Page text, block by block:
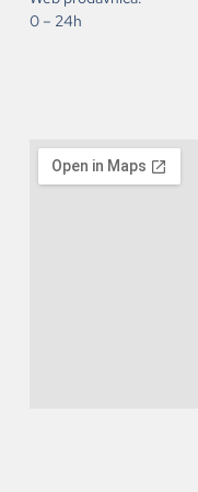
0 – 24h